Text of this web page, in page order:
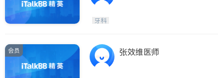
牙科
会员 张效维医师